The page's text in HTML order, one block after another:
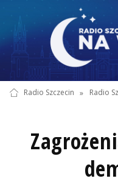
Radio Szczecin » Radio